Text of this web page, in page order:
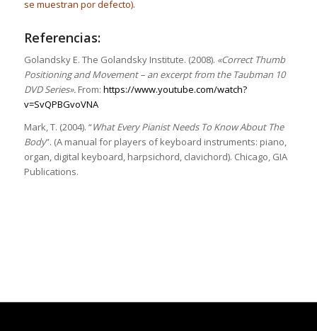
se muestran por defecto).
Referencias:
Golandsky E. The Golandsky Institute. (2008). «Correct Thumb
Positioning and Movement – an excerpt from the Taubman 10
DVD Series».From: https://www.youtube.com/watch?
v=SvQPBGvoVNA
Mark, T. (2004). “What Every Pianist Needs To Know About The
Body”. (A manual for players of keyboard instruments: piano,
organ, digital keyboard, harpsichord, clavichord). Chicago, GIA
Publications.